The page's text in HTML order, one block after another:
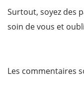
Surtout, soyez des
soin de vous et
Les commentaires